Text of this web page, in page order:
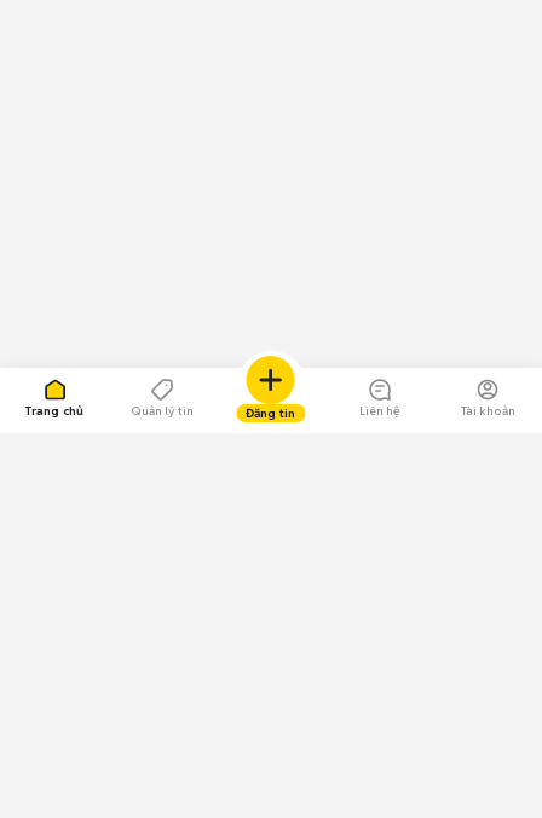
Trang chủ Quản lý tin Đăng tin Liên hệ Tài khoản